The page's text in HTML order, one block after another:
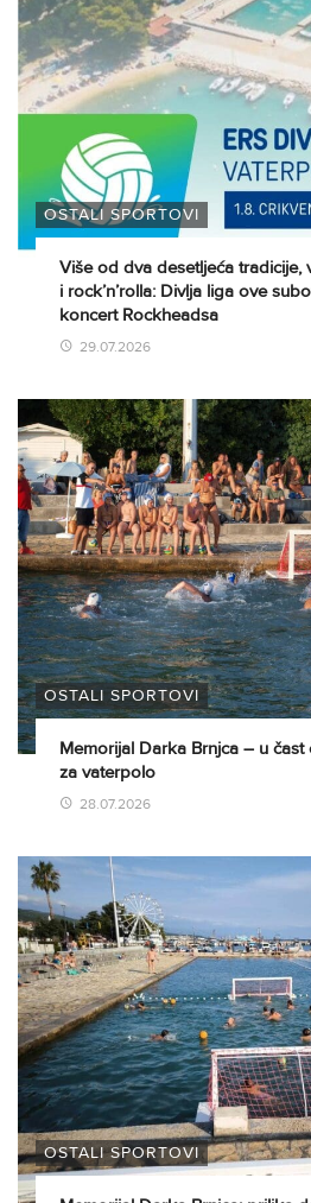
OSTALI SPORTOVI
Više od dva desetljeća tradicije,
i rock’n’rolla: Divlja liga ove
koncert Rockheadsa
29.07.2026
OSTALI SPORTOVI
Memorijal Darka Brnjca – u
za vaterpolo
28.07.2026
OSTALI SPORTOVI